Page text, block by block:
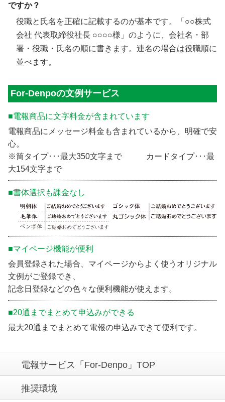
ですか？
役職と氏名を正確に記載するのが基本です。「○○株式
会社 代表取締役社長 ○○○○様」のように、会社名・部
署・役職・氏名の順に書きます。連名の場合は役職順に
並べます。
For-Denpoの文例サービス
■電報商品に文字料金が含まれています
電報商品にメッセージ料金も含まれているから、明確で安
心。
※筒タイプ･･･最大350文字まで カードタイプ･･･最
大154文字まで
■書体選択も課金なし
■マイページ機能が便利
会員登録された場合、マイページからよく使うオリジナル
文例がご登録でき、
記念日登録などの色々な便利機能が使えます。
■20通までまとめて申込みができる
最大20通までまとめて電報の申込みできて便利です。
電報サービス「For-Denpo」TOP
推奨環境